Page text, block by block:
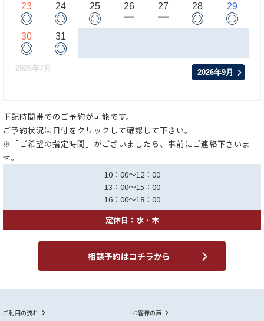
23
◎
24
◎
25
◎
26
ー
27
ー
28
◎
29
◎
30
◎
31
◎
2026年7月 2026年9月
下記時間帯でのご予約が可能です。
ご予約状況は日付をクリックして確認して下さい。
※「ご希望の指定時間」がございましたら、事前にご連絡下さいま
せ。
10：00～12：00
13：00～15：00
16：00～18：00
定休日：水・木
相談予約はコチラから
ご利用の流れ お客様の声